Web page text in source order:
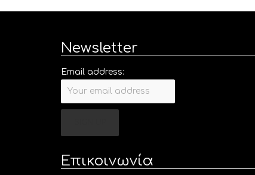
Newsletter
Email address:
Επικοινωνία